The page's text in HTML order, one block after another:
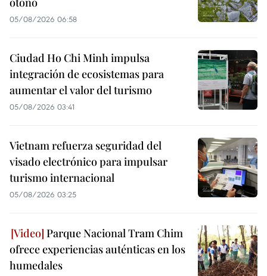
05/08/2026 06:58
Ciudad Ho Chi Minh impulsa
integración de ecosistemas para
aumentar el valor del turismo
05/08/2026 03:41
Vietnam refuerza seguridad del
visado electrónico para impulsar
turismo internacional
05/08/2026 03:25
Parque Nacional Tram Chim
ofrece experiencias auténticas en los
humedales